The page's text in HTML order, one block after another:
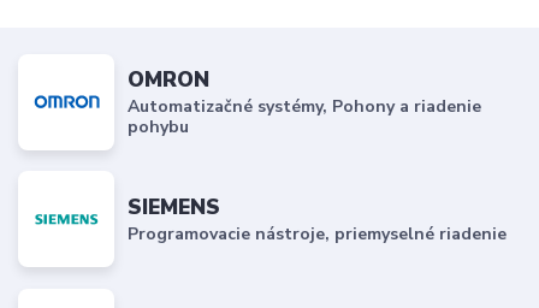
OMRON
Automatizačné systémy, Pohony a riadenie
pohybu
SIEMENS
Programovacie nástroje, priemyselné riadenie